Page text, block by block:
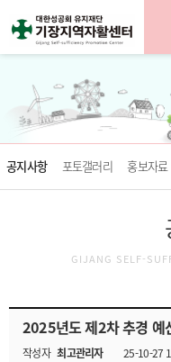
공지사항 포토갤러리 홍보자료
GIJANG SELF-
2025년도 제2차 추경 예
작성자 최고관리자 25-10-27